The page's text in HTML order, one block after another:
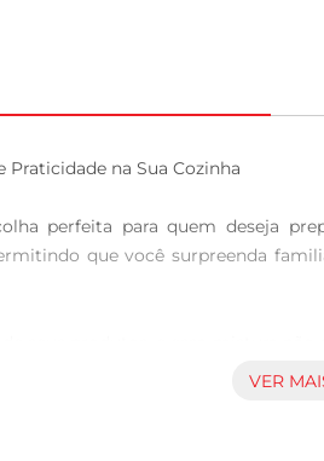
Praticidade na Sua Cozinha
perfeita para quem deseja
que você surpreenda
será um verdadeiro destaque,
VER